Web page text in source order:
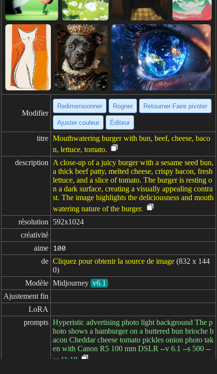
Modifier
Redimensionner Rogner Retourner·Faire pivoter
Ajuster couleur Éditeur
titre Mouthwatering burger with bun, beef, cheese, baco
n, lettuce, tomato.
description
A close-up of a juicy burger with a sesame seed bun,
a thick beef patty, melted cheese, crispy bacon, fresh
lettuce, and a slice of tomato. The burger is resting o
n a dark surface, creating a visually appealing contra
st. The image highlights the deliciousness and mouth
watering nature of the burger.
résolution
592x1024
créativité
aime
100
de Cliquez pour obtenir la source de image (832 x 144
0)
Modèle Midjourney v6.1
Ajustement fin
LoRA
prompts Hyperistic advertising photo light background The p
hoto shows a hamburger on a buttered bun brioche b
acon Cheddar cheese tomato pickles onion photo tak
en with Canon R5 100 mm DSLR --v 6.1 --s 500 --
ar 11:19